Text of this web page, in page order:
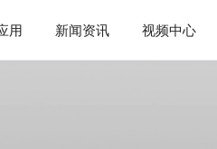
用 新闻资讯 视频中心